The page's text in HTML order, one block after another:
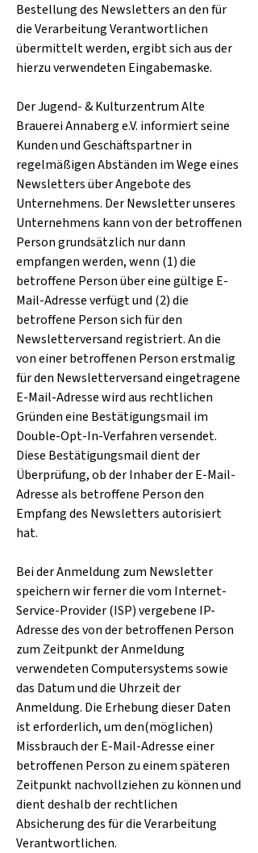
Bestellung des Newsletters an den für
die Verarbeitung Verantwortlichen
übermittelt werden, ergibt sich aus der
hierzu verwendeten Eingabemaske.
Der Jugend- & Kulturzentrum Alte
Brauerei Annaberg e.V. informiert seine
Kunden und Geschäftspartner in
regelmäßigen Abständen im Wege eines
Newsletters über Angebote des
Unternehmens. Der Newsletter unseres
Unternehmens kann von der betroffenen
Person grundsätzlich nur dann
empfangen werden, wenn (1) die
betroffene Person über eine gültige E-
Mail-Adresse verfügt und (2) die
betroffene Person sich für den
Newsletterversand registriert. An die
von einer betroffenen Person erstmalig
für den Newsletterversand eingetragene
E-Mail-Adresse wird aus rechtlichen
Gründen eine Bestätigungsmail im
Double-Opt-In-Verfahren versendet.
Diese Bestätigungsmail dient der
Überprüfung, ob der Inhaber der E-Mail-
Adresse als betroffene Person den
Empfang des Newsletters autorisiert
hat.
Bei der Anmeldung zum Newsletter
speichern wir ferner die vom Internet-
Service-Provider (ISP) vergebene IP-
Adresse des von der betroffenen Person
zum Zeitpunkt der Anmeldung
verwendeten Computersystems sowie
das Datum und die Uhrzeit der
Anmeldung. Die Erhebung dieser Daten
ist erforderlich, um den(möglichen)
Missbrauch der E-Mail-Adresse einer
betroffenen Person zu einem späteren
Zeitpunkt nachvollziehen zu können und
dient deshalb der rechtlichen
Absicherung des für die Verarbeitung
Verantwortlichen.